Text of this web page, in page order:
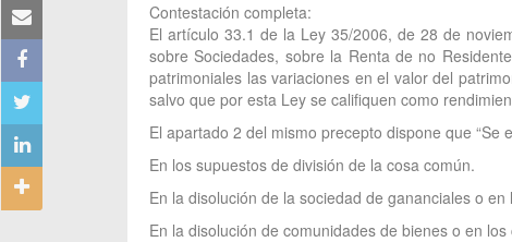
Contestación completa:
El artículo 33.1 de la Ley 35/2006, de 28 de
sobre Sociedades, sobre la Renta de no
patrimoniales las variaciones en el valor del
salvo que por esta Ley se califiquen como
El apartado 2 del mismo precepto dispone que
En los supuestos de división de la cosa común.
En la disolución de la sociedad de gananciales o
En la disolución de comunidades de bienes o en